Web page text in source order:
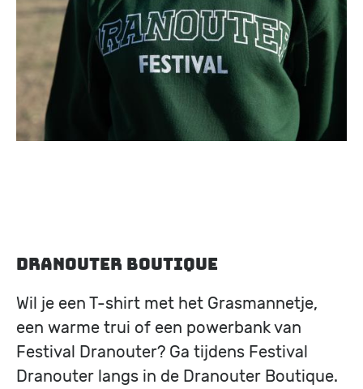
Dranouter Boutique
Wil je een T-shirt met het Grasmannetje,
een warme trui of een powerbank van
Festival Dranouter? Ga tijdens Festival
Dranouter langs in de Dranouter Boutique.